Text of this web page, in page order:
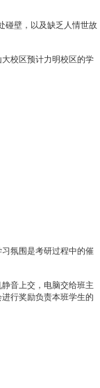
碰壁，以及缺乏人情世故
校区预计力明校区的学
氛围是考研过程中的催
音上交，电脑交给班主
行奖励负责本班学生的